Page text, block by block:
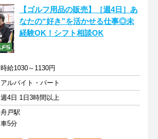
【ゴルフ用品の販売】［週4日］あ
なたの“好き”を活かせる仕事◎未
経験OK！シフト相談OK
時給1030～1130円
アルバイト・パート
週4日 1日3時間以上
舟戸駅
車5分